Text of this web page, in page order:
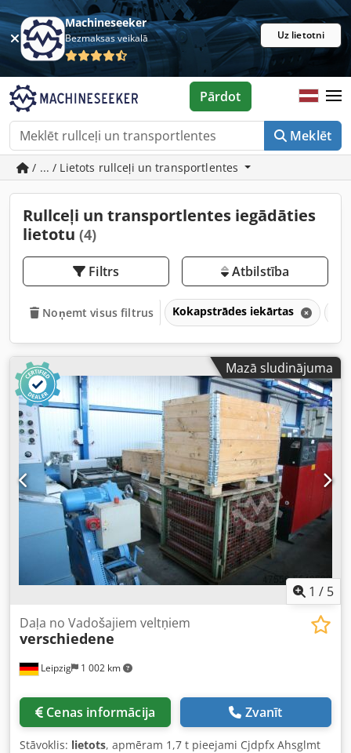
Machineseeker
Bezmaksas veikalā Uz lietotni
Meklēt
Pārdot
/ ... / Lietots rullceļi un transportlentes
Rullceļi un transportlentes iegādāties
lietotu (4)
Filtrs Atbilstība
Noņemt visus filtrus Kokapstrādes iekārtas
Mazā sludinājuma
1 / 5
Leipzig 1 002 km
Daļa no Vadošajiem veltņiem
verschiedene
Cenas informācija Zvanīt
Stāvoklis: lietots, apmēram 1,7 t pieejami Cjdpfx Ahsglmt